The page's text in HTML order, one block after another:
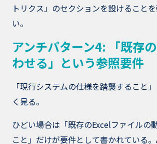
トリクス」のセクションを設けること
い。
アンチパターン4: 「既存
わせる」という参照要件
「現行システムの仕様を踏襲すること
く見る。
ひどい場合は「既存のExcelファイルの
こと」だけが要件として書かれている